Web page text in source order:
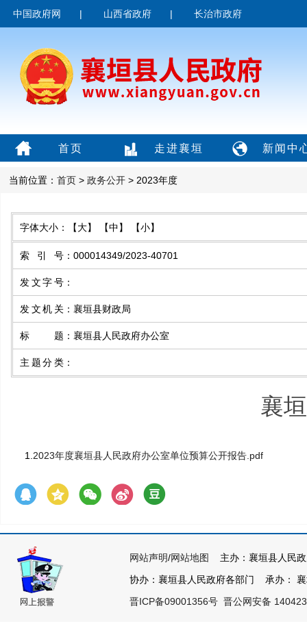
中国政府网 | 山西省政府 | 长治市政府
首页 走进襄垣 新闻中
当前位置： 首页 > 政务公开 > 2023年度
字体大小： 【大】 【中】 【小】
索引号 ： 000014349/2023-40701
发文字号 ：
发文机关 ： 襄垣县财政局
标题 ： 襄垣县人民政府办公室
主题分类 ：
襄
1. 2023年度襄垣县人民政府办公室单位预算公开报告.pdf
网站声明/网站地图
主办：襄垣县人民
协办：襄垣县人民政府各部门 承办：
晋ICP备09001356号 晋公网安备